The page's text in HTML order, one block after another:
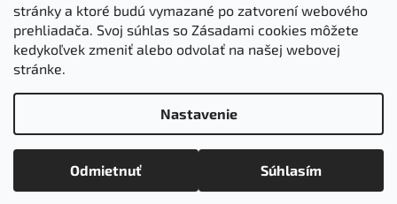
stránky a ktoré budú vymazané po zatvorení webového
prehliadača. Svoj súhlas so Zásadami cookies môžete
kedykoľvek zmeniť alebo odvolať na našej webovej
stránke.
Nastavenie
Odmietnuť Súhlasím
Stavebniny Grigeľ s.r.o.
vyhradené.
Upraviť nastavenie cookies